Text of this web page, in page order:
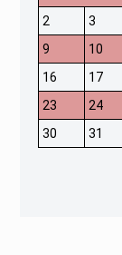
2
3
9
10
16
17
23
24
30
31